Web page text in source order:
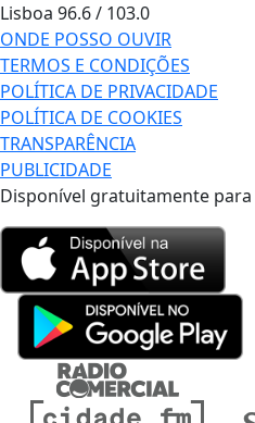
Lisboa 96.6 / 103.0
ONDE POSSO OUVIR
TERMOS E CONDIÇÕES
POLÍTICA DE PRIVACIDADE
POLÍTICA DE COOKIES
TRANSPARÊNCIA
PUBLICIDADE
Disponível gratuitamente